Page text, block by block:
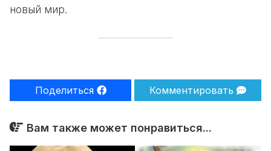
новый мир.
Поделиться Комментировать
Вам также может понравиться...